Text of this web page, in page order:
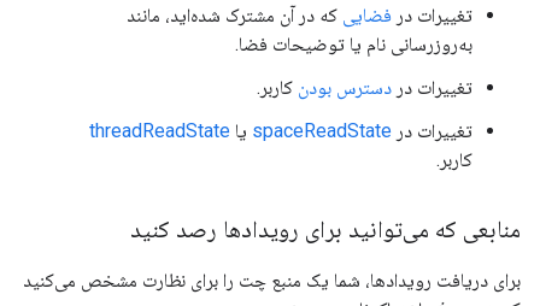
تغییرات در فضایی که در آن مشترک شده‌اید، مانند
به‌روزرسانی نام یا توضیحات فضا.
تغییرات در دسترس بودن کاربر.
تغییرات در spaceReadState یا threadReadState
کاربر.
منابعی که می‌توانید برای رویدادها رصد کنید
برای دریافت رویدادها، شما یک منبع چت را برای نظارت مشخص می‌کنید